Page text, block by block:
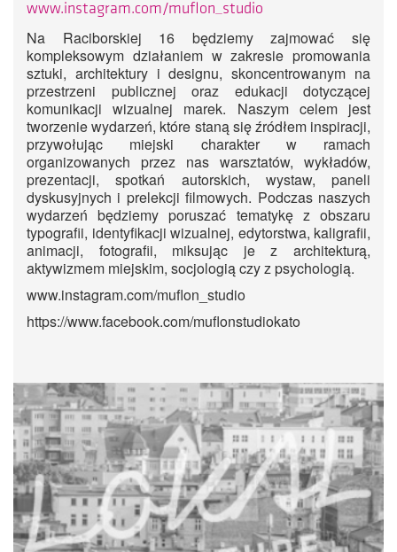
www.instagram.com/muflon_studio
Na Raciborskiej 16 będziemy zajmować się
kompleksowym działaniem w zakresie promowania
sztuki, architektury i designu, skoncentrowanym na
przestrzeni publicznej oraz edukacji dotyczącej
komunikacji wizualnej marek. Naszym celem jest
tworzenie wydarzeń, które staną się źródłem inspiracji,
przywołując miejski charakter w ramach
organizowanych przez nas warsztatów, wykładów,
prezentacji, spotkań autorskich, wystaw, paneli
dyskusyjnych i prelekcji filmowych. Podczas naszych
wydarzeń będziemy poruszać tematykę z obszaru
typografii, identyfikacji wizualnej, edytorstwa, kaligrafii,
animacji, fotografii, miksując je z architekturą,
aktywizmem miejskim, socjologią czy z psychologią.
www.instagram.com/muflon_studio
https://www.facebook.com/muflonstudiokato